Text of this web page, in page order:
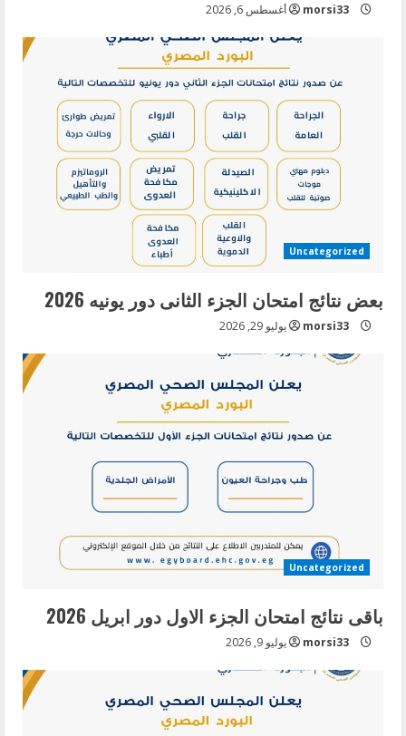
morsi33 أغسطس 6, 2026
Uncategorized
بعض نتائج امتحان الجزء الثانى دور يونيه 2026
morsi33 يوليو 29, 2026
Uncategorized
باقى نتائج امتحان الجزء الاول دور ابريل 2026
morsi33 يوليو 9, 2026